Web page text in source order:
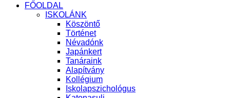
FŐOLDAL
ISKOLÁNK
Köszöntő
Történet
Névadónk
Japánkert
Tanáraink
Alapítvány
Kollégium
Iskolapszichológus